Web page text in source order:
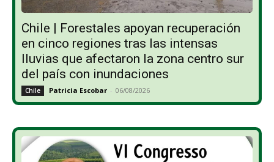
Chile | Forestales apoyan recuperación
en cinco regiones tras las intensas
lluvias que afectaron la zona centro sur
del país con inundaciones
Chile Patricia Escobar - 06/08/2026